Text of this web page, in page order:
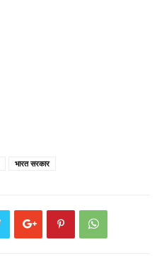
भारत सरकार